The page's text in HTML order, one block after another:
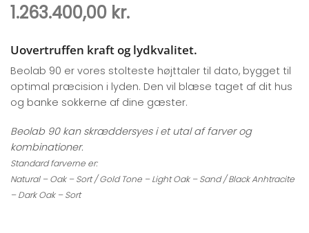
1.263.400,00 kr.
Uovertruffen kraft og lydkvalitet.
Beolab 90 er vores stolteste højttaler til dato, bygget til
optimal præcision i lyden. Den vil blæse taget af dit hus
og banke sokkerne af dine gæster.
Beolab 90 kan skræddersyes i et utal af farver og
kombinationer.
Standard farverne er:
Natural – Oak – Sort / Gold Tone – Light Oak – Sand /Black Anhtracite
– Dark Oak – Sort